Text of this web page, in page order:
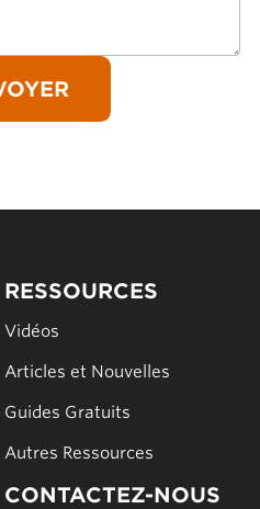
RESSOURCES
Vidéos
Articles et Nouvelles
Guides Gratuits
Autres Ressources
CONTACTEZ-NOUS